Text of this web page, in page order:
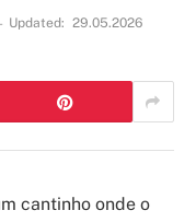
Updated: 29.05.2026
cantinho onde o